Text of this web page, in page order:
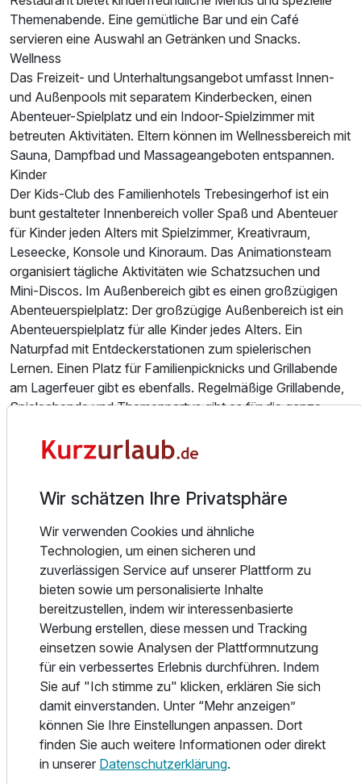
Ausstattung
Zusatznächte
Für 5 Tage p.P. ab 1.134,00 €
Themenabende. Eine gemütliche Bar und ein Café
servieren eine Auswahl an Getränken und Snacks.
Wellness
Das Freizeit- und Unterhaltungsangebot umfasst Innen-
und Außenpools mit separatem Kinderbecken, einen
Abenteuer-Spielplatz und ein Indoor-Spielzimmer mit
betreuten Aktivitäten. Eltern können im Wellnessbereich mit
Sauna, Dampfbad und Massageangeboten entspannen.
Kinder
Der Kids-Club des Familienhotels Trebesingerhof ist ein
bunt gestalteter Innenbereich voller Spaß und Abenteuer
für Kinder jeden Alters mit Spielzimmer, Kreativraum,
Leseecke, Konsole und Kinoraum. Das Animationsteam
organisiert tägliche Aktivitäten wie Schatzsuchen und
Mini-Discos. Im Außenbereich gibt es einen großzügigen
Abenteuerspielplatz: Der großzügige Außenbereich ist ein
Abenteuerspielplatz für alle Kinder jedes Alters. Ein
Naturpfad mit Entdeckerstationen zum spielerischen
Lernen. Einen Platz für Familienpicknicks und Grillabende
am Lagerfeuer gibt es ebenfalls. Regelmäßige Grillabende,
Spieleabende und Themenpartys gibt es für die ganze
Ausstattung und Annehmlichkeiten
Für sportliche Aktivitäten stehen Fahrräder und E-Bikes
Walking-Touren sind ebenso im Angebot wie
Wintersportmöglichkeiten in der Nähe, darunter Skifahren
und Rodeln.
Das Familienhotel Trebesingerhof ist bekannt für seine
herzliche Gastfreundschaft und den hervorragenden
Service. Es ist der ideale Ort für Familienurlaube, bei denen
sowohl Eltern als auch Kinder auf ihre Kosten kommen. Die
Nähe zu zahlreichen Attraktionen, wie dem
Nockalmstraßen-Nationalpark und dem Millstätter See,
macht es zu einem perfekten Ausgangspunkt für
Erkundungstouren.
Ausflugsmöglichkeiten rund um das Familienhotel
Trebesingerhof
Sommer
• Nockalmstraße Nationalpark: Erkunden Sie die
Wir schätzen Ihre Privatsphäre
Wir verwenden Cookies und ähnliche
Technologien, um einen sicheren und
zuverlässigen Service auf unserer Plattform zu
bieten sowie um personalisierte Inhalte
bereitzustellen, indem wir interessenbasierte
Werbung erstellen, diese messen und Tracking
einsetzen sowie Analysen der Plattformnutzung
für ein verbessertes Erlebnis durchführen. Indem
Sie auf "Ich stimme zu" klicken, erklären Sie sich
damit einverstanden. Unter “Mehr anzeigen”
können Sie Ihre Einstellungen anpassen. Dort
finden Sie auch weitere Informationen oder direkt
in unserer Datenschutzerklärung.